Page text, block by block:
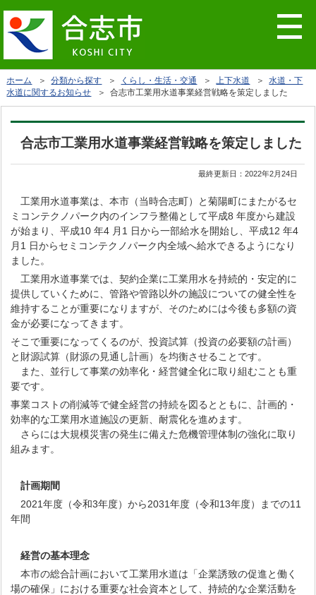
ホーム ＞分類から探す ＞ くらし・生活・交通 ＞上下水道 ＞水道・下
水道に関するお知らせ ＞ 合志市工業用水道事業経営戦略を策定しました
合志市工業用水道事業経営戦略を策定しました
最終更新日：2022年2月24日
工業用水道事業は、本市（当時合志町）と菊陽町にまたがるセ
ミコンテクノパーク内のインフラ整備として平成8 年度から建設
が始まり、平成10 年4 月1 日から一部給水を開始し、平成12 年4
月1 日からセミコンテクノパーク内全域へ給水できるようになり
ました。
工業用水道事業では、契約企業に工業用水を持続的・安定的に
提供していくために、管路や管路以外の施設についての健全性を
維持することが重要になりますが、そのためには今後も多額の資
金が必要になってきます。
そこで重要になってくるのが、投資試算（投資の必要額の計画）
と財源試算（財源の見通し計画）を均衡させることです。
また、並行して事業の効率化・経営健全化に取り組むことも重
要です。
事業コストの削減等で健全経営の持続を図るとともに、計画的・
効率的な工業用水道施設の更新、耐震化を進めます。
さらには大規模災害の発生に備えた危機管理体制の強化に取り
組みます。
計画期間
2021年度（令和3年度）から2031年度（令和13年度）までの11
年間
経営の基本理念
本市の総合計画において工業用水道は「企業誘致の促進と働く
場の確保」における重要な社会資本として、持続的な企業活動を